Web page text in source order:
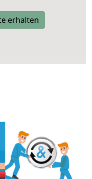
erhalten